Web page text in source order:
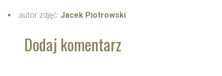
autor zdjęć: Jacek Piotrowski
Dodaj komentarz